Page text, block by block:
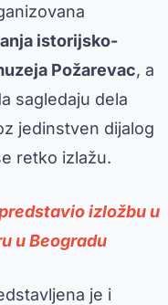
istorijsko-
Požarevac, a
sagledaju dela
jedinstven dijalog
retko izlažu.
izložbu u
u Beogradu
je i